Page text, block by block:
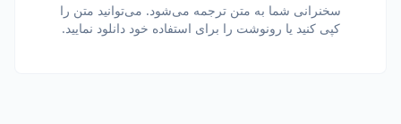
سخنرانی شما به متن ترجمه می‌شود. می‌توانید متن را
کپی کنید یا رونوشت را برای استفاده خود دانلود نمایید.